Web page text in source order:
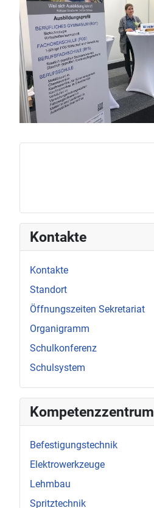
Kontakte
Kontakte
Standort
Öffnungszeiten Sekretariat
Organigramm
Schulkonferenz
Schulsystem
Kompetenzzentrum
Befestigungstechnik
Elektrowerkzeuge
Lehmbau
Spritztechnik